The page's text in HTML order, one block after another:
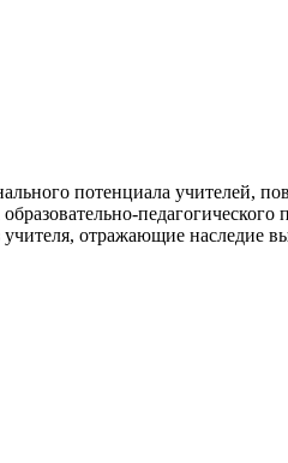
потенциала учителей,
педагогического
отражающие наследие